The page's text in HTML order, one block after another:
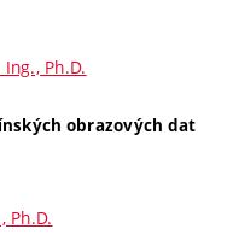
Ph.D.
obrazových dat
Ph.D.